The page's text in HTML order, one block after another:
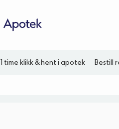
1 time klikk & hent i apotek Bestill